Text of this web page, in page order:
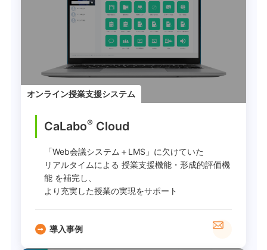
オンライン授業支援システム
CaLabo® ︎ Cloud
「Web会議システム＋LMS」に欠けていた
リアルタイムによる 授業支援機能・形成的評価機
能 を補完し、
より充実した授業の実現をサポート
導入事例